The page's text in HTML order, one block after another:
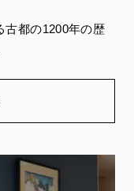
古都の1200年の歴